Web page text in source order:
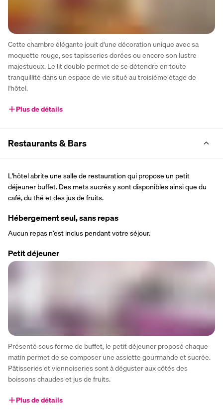
Cette chambre élégante jouit d'une décoration unique avec sa
moquette rouge, ses tapisseries dorées ou encore son lustre
majestueux. Le lit double permet de se détendre en toute
tranquillité dans un espace de vie situé au troisième étage de
l'hôtel.
Plus de détails
Restaurants & Bars
L'hôtel abrite une salle de restauration qui propose un petit
déjeuner buffet. Des mets sucrés y sont disponibles ainsi que du
café, du thé et des jus de fruits.
Hébergement seul, sans repas
Aucun repas n’est inclus pendant votre séjour.
Petit déjeuner
Présenté sous forme de buffet, le petit déjeuner proposé chaque
matin permet de se composer une assiette gourmande et sucrée.
Pâtisseries et viennoiseries sont à déguster aux côtés des
boissons chaudes et jus de fruits.
Plus de détails